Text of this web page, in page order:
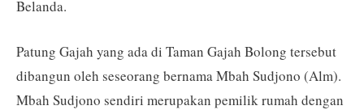
Belanda.
Patung Gajah yang ada di Taman Gajah Bolong tersebut
dibangun oleh seseorang bernama Mbah Sudjono (Alm).
Mbah Sudjono sendiri merupakan pemilik rumah dengan